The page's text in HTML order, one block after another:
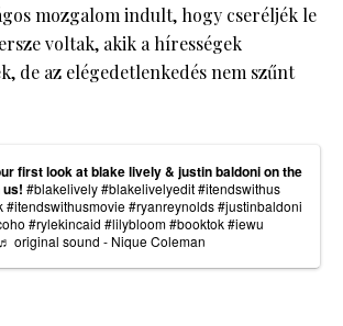
mozgalom indult, hogy cseréljék le
voltak, akik a hírességek
de az elégedetlenkedés nem szűnt
first look at blake lively & justin baldoni on the
#blakelively#blakelivelyedit#itendswithus
#itendswithusmovie#ryanreynolds#justinbaldoni
#rylekincaid #lilybloom#booktok#iewu
♬ original sound - Nique Coleman